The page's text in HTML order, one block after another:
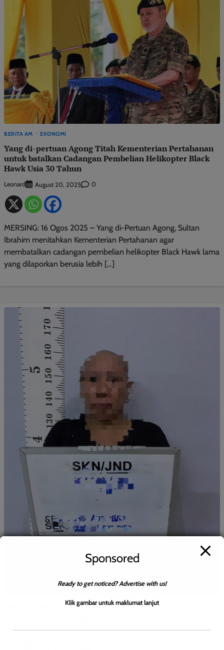
BERITA AM EKONOMI
Yang di-pertuan Agong Titah Kementerian Pertahanan
untuk batalkan Cadangan Pembelian Helikopter Black
Hawk Usia 30 Tahun
Leonard August 20, 2025 0
MERSING: 16 Ogos 2025 – Yang di-Pertuan Agong, Sultan
Ibrahim menitahkan Kementerian Pertahanan agar
membatalkan cadangan pembelian helikopter Black Hawk lama
yang dilaporkan berusia lebih […]
Memiliki Syabu
Sponsored
Ready to get noticed? Advertise with us!
Klik gambar untuk maklumat lanjut